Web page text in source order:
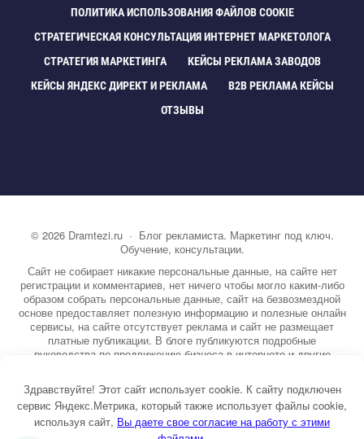
ПОЛИТИКА ИСПОЛЬЗОВАНИЯ ФАЙЛОВ COOKIE
СТРАТЕГИЧЕСКАЯ КОНСУЛЬТАЦИЯ ИНТЕРНЕТ МАРКЕТОЛОГА
СТРАТЕГИЯ МАРКЕТИНГА
КЕЙСЫ РЕКЛАМА ЗАВОДО
КЕЙСЫ ЯНДЕКС ДИРЕКТ И РЕКЛАМА
B2B РЕКЛАМА КЕЙСЫ
ОТЗЫВЫ
© 2026 Dramtezi.ru· Блог рекламиста. Маркетинг под ключ.
Обучение, консультации.
Сайт не собирает никакие персональные данные, на сайте нет
регистрации и комментариев, нет ничего чтобы могло каким-либо
образом собрать персональные данные, сайт на безвозмездной
основе предоставляет полезную информацию и полезные онлайн
сервисы, на сайте отсутствует реклама и сайт не размещает
платные публикации. В блоге публикуются подробные
руководства по продвижению бизнеса в интернете и другие
информацию о маркетинге, рекламе, копирайтинге и другие темы.
На сайте опубликовано более 3000 статей.
Тема от GoodwinPress.ru
Здравствуйте! Этот сайт использует cookie. К сайту подключен
сервис Яндекс.Метрика, который также использует файлы cookie,
используя сайт, ы даете свое согласие на работу с этими